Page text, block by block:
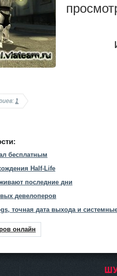
1
бесплатным
Half-Life
последние дни
девелоперов
точная дата выхода и
онлайн